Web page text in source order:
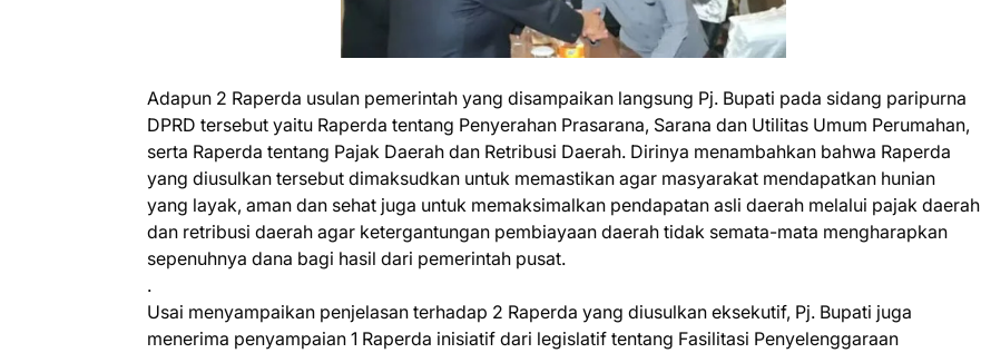
Adapun 2 Raperda usulan pemerintah yang disampaikan langsung Pj. Bupati pada sidang paripurna
DPRD tersebut yaitu Raperda tentang Penyerahan Prasarana, Sarana dan Utilitas Umum Perumahan,
serta Raperda tentang Pajak Daerah dan Retribusi Daerah. Dirinya menambahkan bahwa Raperda
yang diusulkan tersebut dimaksudkan untuk memastikan agar masyarakat mendapatkan hunian
yang layak, aman dan sehat juga untuk memaksimalkan pendapatan asli daerah melalui pajak daerah
dan retribusi daerah agar ketergantungan pembiayaan daerah tidak semata-mata mengharapkan
sepenuhnya dana bagi hasil dari pemerintah pusat.
.
Usai menyampaikan penjelasan terhadap 2 Raperda yang diusulkan eksekutif, Pj. Bupati juga
menerima penyampaian 1 Raperda inisiatif dari legislatif tentang Fasilitasi Penyelenggaraan